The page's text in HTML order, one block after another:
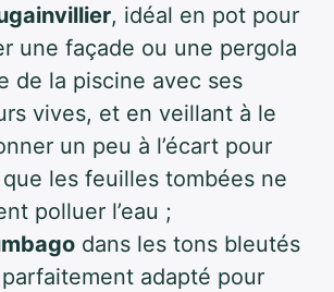
, idéal en pot pour
une façade ou une pergola
de la piscine avec ses
vives, et en veillant à le
un peu à l’écart pour
les feuilles tombées ne
polluer l’eau ;
dans les tons bleutés
adapté pour